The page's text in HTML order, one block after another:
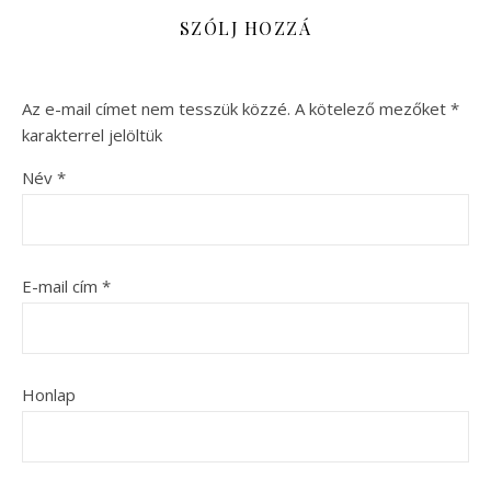
SZÓLJ HOZZÁ
Az e-mail címet nem tesszük közzé. A kötelező mezőket *
karakterrel jelöltük
Név *
E-mail cím *
Honlap